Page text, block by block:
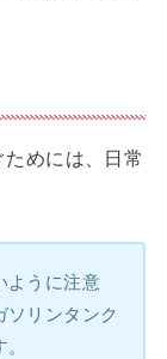
めには、日常
ように注意
ソリンタンク